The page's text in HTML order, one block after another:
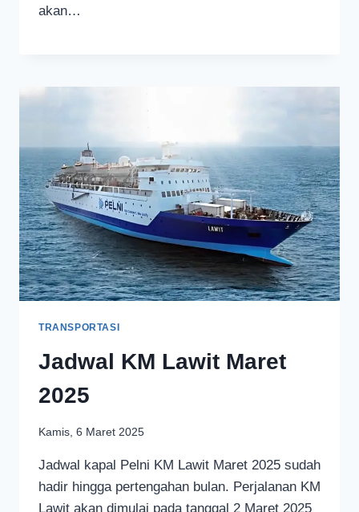
akan…
TRANSPORTASI
Jadwal KM Lawit Maret
2025
Kamis, 6 Maret 2025
Jadwal kapal Pelni KM Lawit Maret 2025 sudah
hadir hingga pertengahan bulan. Perjalanan KM
Lawit akan dimulai pada tanggal 2 Maret 2025